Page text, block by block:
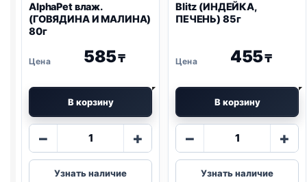
AlphaPet влаж.
(ГОВЯДИНА И МАЛИНА)
80г
585₸
В корзину
−
Количество
AlphaPet
влаж.
+
Узнать наличие
Blitz (ИНДЕЙКА,
ПЕЧЕНЬ) 85г
455₸
В корзину
−
Количество
Blitz
(ИНДЕЙКА,
+
Узнать наличие